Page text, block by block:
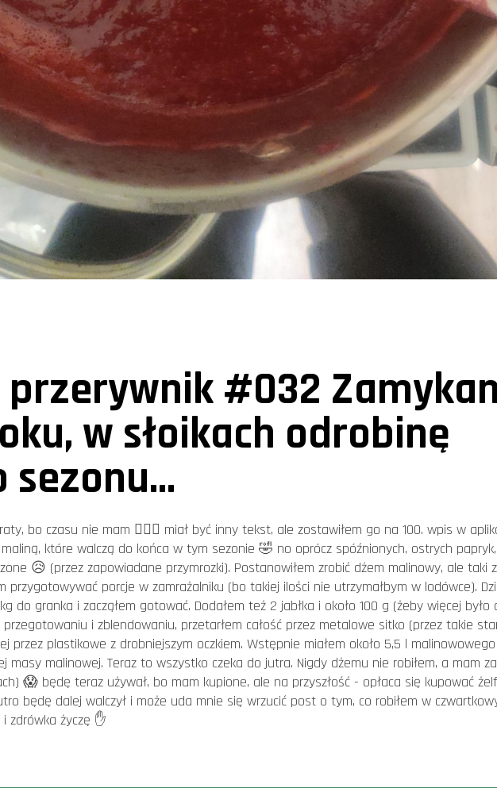
przerywnik #032
w słoikach odrobinę
bo czasu nie mam 🤷🏻‍♂️ miał być inny tekst, ale zostawiłem go na 100. wpis w
które walczą do końca w tym sezonie 🤣 no oprócz spóźnionych, ostrych
😥 (przez zapowiadane przymrozki). Postanowiłem zrobić dżem malinowy, ale taki z
przygotowywać porcje w zamrażalniku (bo takiej ilości nie utrzymałbym w lodówce).
do granka i zacząłem gotować. Dodałem też 2 jabłka i około 100 g (żeby więcej
przegotowaniu i zblendowaniu, przetarłem całość przez metalowe sitko (przez takie
przez plastikowe z drobniejszym oczkiem. Wstępnie miałem około 5,5 l
masy malinowej. Teraz to wszystko czeka do jutra. Nigdy dżemu nie robiłem, a mam
😱 będę teraz używał, bo mam kupione, ale na przyszłość - opłaca się kupować
będę dalej walczył i może uda mnie się wrzucić post o tym, co robiłem w
zdrówka życzę ✋